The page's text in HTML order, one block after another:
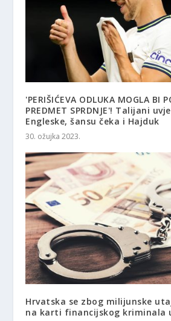
'PERIŠIĆEVA ODLUKA MOGLA BI
PREDMET SPRDNJE'! Talijani
Engleske, šansu čeka i Hajduk
30. ožujka 2023.
Hrvatska se zbog milijunske
na karti financijskog kriminala